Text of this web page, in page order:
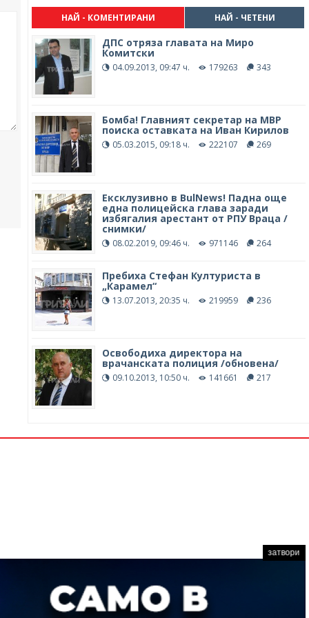
НАЙ - КОМЕНТИРАНИ НАЙ - ЧЕТЕНИ
ДПС отряза главата на Миро
Комитски
04.09.2013, 09:47 ч. 179263 343
Бомба! Главният секретар на МВР
поиска оставката на Иван Кирилов
05.03.2015, 09:18 ч. 222107 269
Ексклузивно в BulNews! Падна още
една полицейска глава заради
избягалия арестант от РПУ Враца /
снимки/
08.02.2019, 09:46 ч. 971146 264
Пребиха Стефан Културиста в
„Карамел“
13.07.2013, 20:35 ч. 219959 236
Освободиха директора на
врачанската полиция /обновена/
09.10.2013, 10:50 ч. 141661 217
затвори